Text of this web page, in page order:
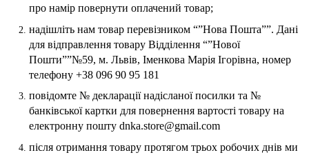
про намір повернути оплачений товар;
надішліть нам товар перевізником “”Нова Пошта””. Дані
для відправлення товару Відділення “”Нової
Пошти””№59, м. Львів, Іменкова Марія Ігорівна, номер
телефону +38 096 90 95 181
повідомте № декларації надісланої посилки та №
банківської картки для повернення вартості товару на
електронну пошту dnka.store@gmail.com
після отримання товару протягом трьох робочих днів ми